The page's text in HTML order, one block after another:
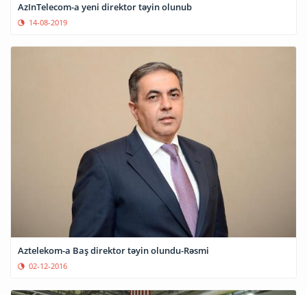
AzInTelecom-a yeni direktor təyin olunub
14-08-2019
Aztelekom-a Baş direktor təyin olundu-Rəsmi
02-12-2016